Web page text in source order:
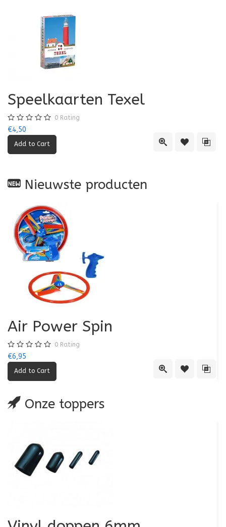
Quick ViewAdd to Add
Speelkaarten Texel
0 Rating
€4,50
Nieuwste producten
Quick ViewAdd to Add
Air Power Spin
0 Rating
€6,95
Onze toppers